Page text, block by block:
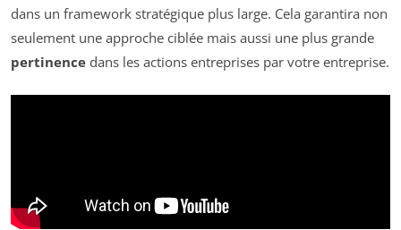
dans un framework stratégique plus large. Cela garantira non
seulement une approche ciblée mais aussi une plus grande
pertinence dans les actions entreprises par votre entreprise.